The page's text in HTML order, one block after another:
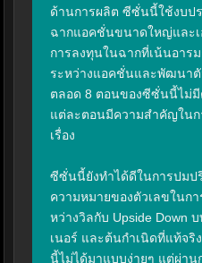
ด้านการผลิต ซีซั่นนี้ใช้งบป
ฉากแอคชั่นขนาดใหญ่และเ
การลงทุนในฉากที่เน้นอา
ระหว่างแอคชั่นและพัฒนา
ตลอด 8 ตอนของซีซั่นนี้ไม่มี
แต่ละตอนมีความสำคัญใน
เรื่อง
ซีซั่นนี้ยังทำได้ดีในการปมป
ความหมายของตัวเลขในก
หว่างวิลกับ Upside Down
เนอร์ และต้นกำเนิดที่แท้จริ
นี้ไม่ได้มาแบบง่ายๆ แต่ผ่า